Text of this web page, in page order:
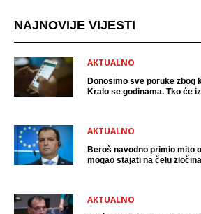
NAJNOVIJE VIJESTI
AKTUALNO
Donosimo sve poruke zbog
Kralo se godinama. Tko će
AKTUALNO
Beroš navodno primio mito
mogao stajati na čelu
AKTUALNO